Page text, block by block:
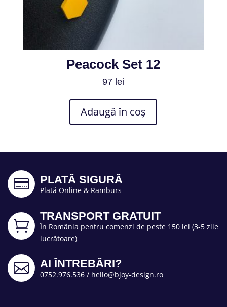
Peacock Set 12
97 lei
Adaugă în coș
 PLATĂ SIGURĂ
Plată Online & Ramburs

TRANSPORT GRATUIT
În România pentru comenzi de peste 150 lei (3-5 zile
lucrătoare)
 AI ÎNTREBĂRI?
0752.976.536 / hello@bjoy-design.ro